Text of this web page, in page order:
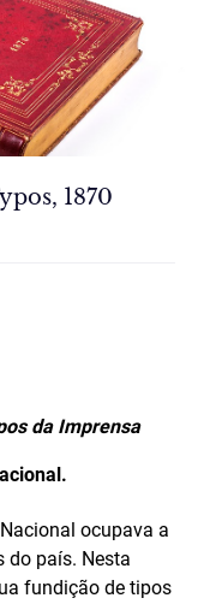
1870
da Imprensa
ocupava a
do país. Nesta
fundição de tipos